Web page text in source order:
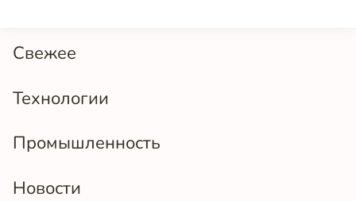
Свежее
Технологии
Промышленность
Новости